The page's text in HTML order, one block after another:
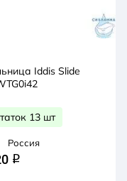
Iddis Slide
13 шт
Россия
q